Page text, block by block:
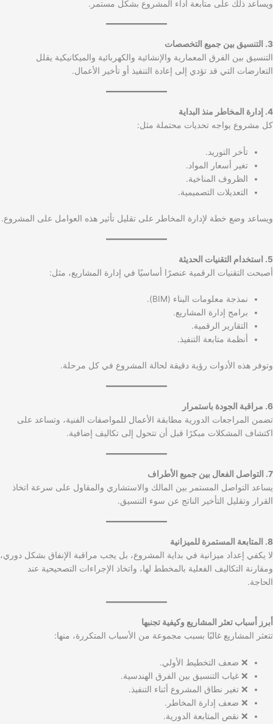
ويساعد ذلك على متابعة أداء المشروع بشكل مستمر.
3. التنسيق بين جميع التخصصات
التنسيق بين الفرق المعمارية والإنشائية والكهربائية والميكانيكية يقلل
التعارضات التي قد تؤدي إلى إعادة التنفيذ أو تأخير الأعمال.
4. إدارة المخاطر منذ البداية
كل مشروع يواجه تحديات محتملة مثل:
تأخر التوريد.
تغير أسعار المواد.
الظروف المناخية.
التعديلات التصميمية.
ويساعد وضع خطة لإدارة المخاطر على تقليل تأثير هذه العوامل على المشروع.
5. استخدام التقنيات الحديثة
أصبحت التقنيات الرقمية عنصرًا أساسيًا في إدارة المشاريع، مثل:
نمذجة معلومات البناء (BIM).
برامج إدارة المشاريع.
التقارير الرقمية.
أنظمة متابعة التنفيذ.
وتوفر هذه الأدوات رؤية دقيقة لحالة المشروع في كل مرحلة.
6. مراقبة الجودة باستمرار
تضمن المراجعات الدورية مطابقة الأعمال للمواصفات الفنية، وتساعد على
اكتشاف المشكلات مبكرًا قبل أن تتحول إلى تكاليف إضافية.
7. التواصل الفعال بين جميع الأطراف
يساعد التواصل المستمر بين المالك والاستشاري والمقاول على سرعة اتخاذ
القرار وتقليل التأخير الناتج عن سوء التنسيق.
8. المتابعة المستمرة للميزانية
لا يكفي إعداد ميزانية في بداية المشروع، بل يجب مراقبة الإنفاق بشكل دوري،
ومقارنة التكاليف الفعلية بالمخطط لها، واتخاذ الإجراءات التصحيحية عند
الحاجة.
أبرز أسباب تعثر المشاريع وكيفية تجنبها
تتعثر المشاريع غالبًا بسبب مجموعة من الأسباب المتكررة، منها:
❌ ضعف التخطيط الأولي.
❌ غياب التنسيق بين الفرق الهندسية.
❌ تغير نطاق المشروع أثناء التنفيذ.
❌ ضعف إدارة المخاطر.
❌ نقص المتابعة الدورية.